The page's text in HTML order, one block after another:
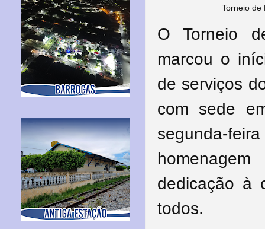
Torneio de
O Torneio
marcou o
de serviços
com sede
segunda-
dedicação à
todos.